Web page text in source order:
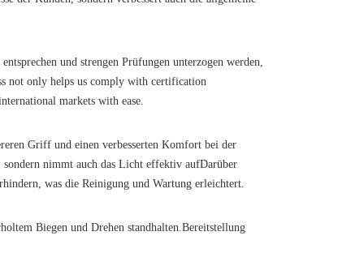
und strengen Prüfungen unterzogen werden,
not only helps us comply with certification
markets with ease.
Griff und einen verbesserten Komfort bei der
sondern nimmt auch das Licht effektiv aufDarüber
was die Reinigung und Wartung erleichtert.
Biegen und Drehen standhalten.Bereitstellung